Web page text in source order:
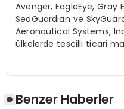
Avenger, EagleEye, Gray
SeaGuardian ve
Aeronautical Systems,
ülkelerde tescilli ticari
Benzer Haberler